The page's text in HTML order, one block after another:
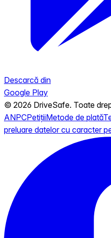
Descarcă din
Google Play
© 2026 DriveSafe. Toate
ANPCPetițiiMetode de plată
preluare datelor cu caracter